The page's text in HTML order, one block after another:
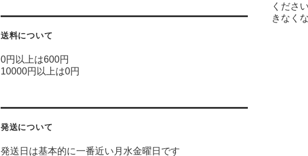
送料について
0円以上は600円
10000円以上は0円
発送について
発送日は基本的に一番近い月水金曜日です
くださ
きなく